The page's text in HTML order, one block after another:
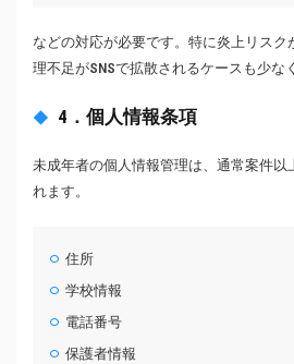
などの対応が必要です。特に炎上リスク
理不足がSNSで拡散されるケースも少な
4．個人情報条項
未成年者の個人情報管理は、通常案件以
れます。
住所
学校情報
電話番号
保護者情報